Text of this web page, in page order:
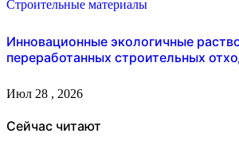
Строительные материалы
Инновационные экологичные
переработанных строительных
Июл 28 , 2026
Сейчас читают